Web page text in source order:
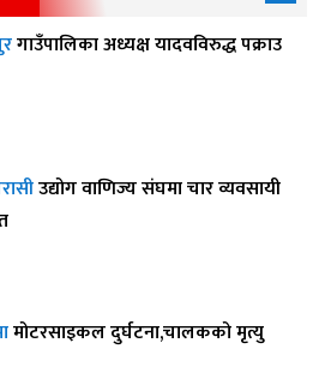
गाउँपालिका अध्यक्ष यादवविरुद्ध पक्राउ
उद्योग वाणिज्य संघमा चार व्यवसायी
मोटरसाइकल दुर्घटना,चालकको मृत्यु